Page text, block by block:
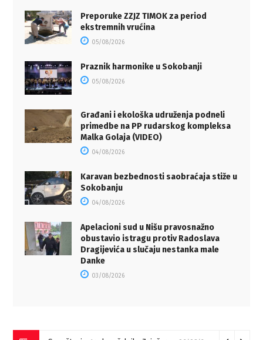
Preporuke ZZJZ TIMOK za period
ekstremnih vrućina
05/08/2026
Praznik harmonike u Sokobanji
05/08/2026
Građani i ekološka udruženja podneli
primedbe na PP rudarskog kompleksa
Malka Golaja (VIDEO)
04/08/2026
Karavan bezbednosti saobraćaja stiže u
Sokobanju
04/08/2026
Apelacioni sud u Nišu pravosnažno
obustavio istragu protiv Radoslava
Dragijevića u slučaju nestanka male
Danke
03/08/2026